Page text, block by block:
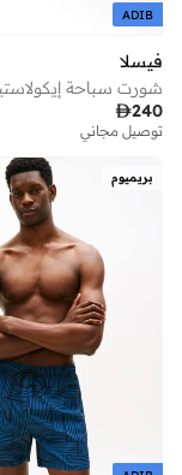
ADIB
فيسلا
240
توصيل مجاني
بريميوم